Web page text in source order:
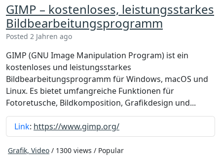
GIMP – kostenloses, leistungsstarkes
Bildbearbeitungsprogramm
Posted 2 Jahren ago
GIMP (GNU Image Manipulation Program) ist ein
kostenloses und leistungsstarkes
Bildbearbeitungsprogramm für Windows, macOS und
Linux. Es bietet umfangreiche Funktionen für
Fotoretusche, Bildkomposition, Grafikdesign und...
Link: https://www.gimp.org/
Grafik, Video / 1300 views / Popular